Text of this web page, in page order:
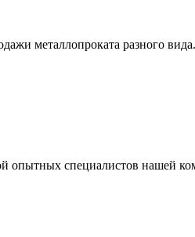
металлопроката разного
опытных специалистов нашей